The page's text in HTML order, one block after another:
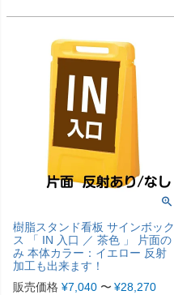
樹脂スタンド看板 サインボック
ス 「 IN 入口 ／ 茶色 」 片面の
み 本体カラー：イエロー 反射
加工も出来ます！
販売価格 ¥7,040 〜 ¥28,270